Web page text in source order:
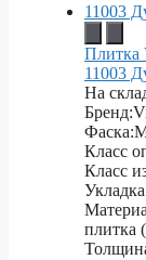
11003
На
Бренд:
Фаска:
Класс
Класс
плитка